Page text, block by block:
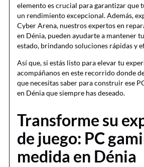
elemento es crucial para garantizar que
un rendimiento excepcional. Además,
Cyber Arena, nuestros expertos en
en Dénia, pueden ayudarte a mantener
estado, brindando soluciones rápidas y
Así que, si estás listo para elevar tu
acompáñanos en este recorrido donde
que necesitas saber para construir ese
en Dénia que siempre has deseado.
Transforme su
de juego: PC
medida en Dénia